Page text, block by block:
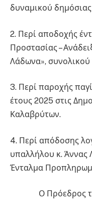
δυναμικού
2. Περί αποδοχής
Προστασίας –
Λάδωνα»,
3. Περί παροχής
έτους 2025 στις
Καλαβρύτων.
4. Περί απόδοσης
υπαλλήλου κ. Άννας
Ένταλμα
Ο Πρόεδρος